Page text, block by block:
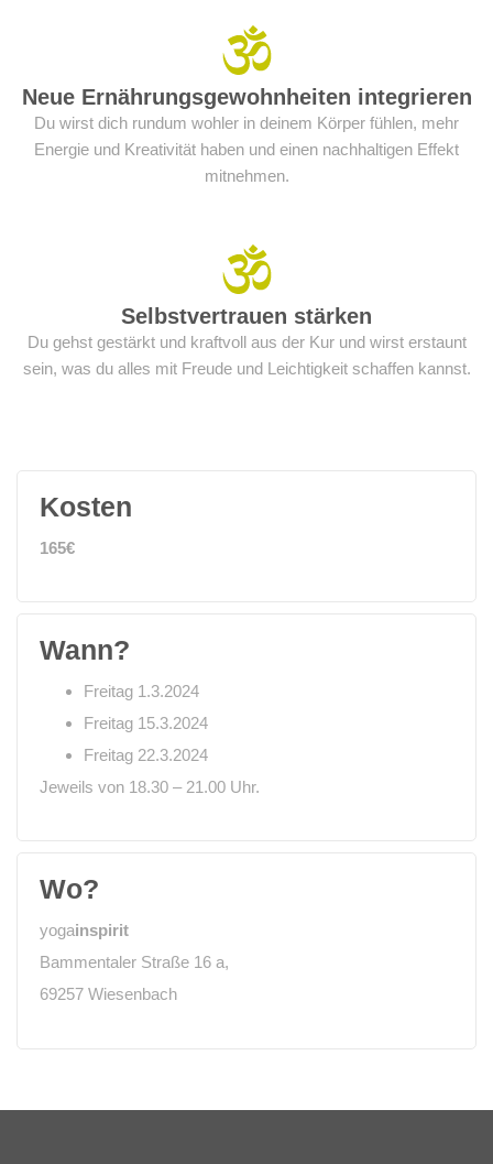
Neue Ernährungsgewohnheiten integrieren
Du wirst dich rundum wohler in deinem Körper fühlen, mehr
Energie und Kreativität haben und einen nachhaltigen Effekt
mitnehmen.
Selbstvertrauen stärken
Du gehst gestärkt und kraftvoll aus der Kur und wirst erstaunt
sein, was du alles mit Freude und Leichtigkeit schaffen kannst.
Kosten
165€
Wann?
Freitag 1.3.2024
Freitag 15.3.2024
Freitag 22.3.2024
Jeweils von 18.30 – 21.00 Uhr.
Wo?
yogainspirit
Bammentaler Straße 16 a,
69257 Wiesenbach